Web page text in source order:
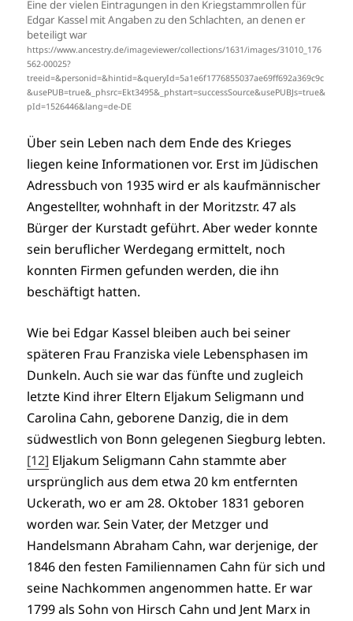
Eine der vielen Eintragungen in den Kriegstammrollen für
Edgar Kassel mit Angaben zu den Schlachten, an denen er
beteiligt war
https://www.ancestry.de/imageviewer/collections/1631/images/31010_176
562-00025?
treeid=&personid=&hintid=&queryId=5a1e6f1776855037ae69ff692a369c9c
&usePUB=true&_phsrc=Ekt3495&_phstart=successSource&usePUBJs=true&
pId=1526446&lang=de-DE
Über sein Leben nach dem Ende des Krieges
liegen keine Informationen vor. Erst im Jüdischen
Adressbuch von 1935 wird er als kaufmännischer
Angestellter, wohnhaft in der Moritzstr. 47 als
Bürger der Kurstadt geführt. Aber weder konnte
sein beruflicher Werdegang ermittelt, noch
konnten Firmen gefunden werden, die ihn
beschäftigt hatten.
Wie bei Edgar Kassel bleiben auch bei seiner
späteren Frau Franziska viele Lebensphasen im
Dunkeln. Auch sie war das fünfte und zugleich
letzte Kind ihrer Eltern Eljakum Seligmann und
Carolina Cahn, geborene Danzig, die in dem
südwestlich von Bonn gelegenen Siegburg lebten.
[12] Eljakum Seligmann Cahn stammte aber
ursprünglich aus dem etwa 20 km entfernten
Uckerath, wo er am 28. Oktober 1831 geboren
worden war. Sein Vater, der Metzger und
Handelsmann Abraham Cahn, war derjenige, der
1846 den festen Familiennamen Cahn für sich und
seine Nachkommen angenommen hatte. Er war
1799 als Sohn von Hirsch Cahn und Jent Marx in